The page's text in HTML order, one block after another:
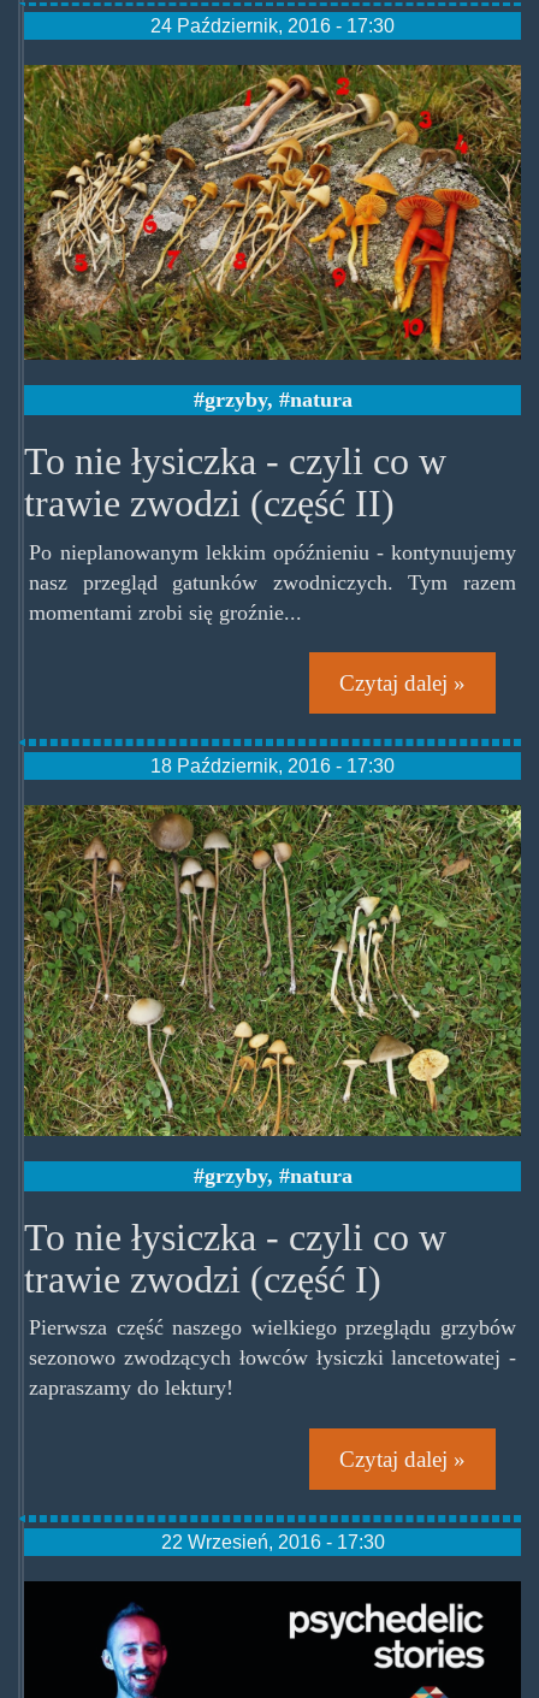
24 Październik, 2016 - 17:30
tonielysiczkiii.jpg
grzyby, natura
To nie łysiczka - czyli co w
trawie zwodzi (część II)
Po nieplanowanym lekkim opóźnieniu - kontynuujemy
nasz przegląd gatunków zwodniczych. Tym razem
momentami zrobi się groźnie...
Czytaj dalej »
18 Październik, 2016 - 17:30
tonielysiczkaprzegladczesc1.jpg
grzyby, natura
To nie łysiczka - czyli co w
trawie zwodzi (część I)
Pierwsza część naszego wielkiego przeglądu grzybów
sezonowo zwodzących łowców łysiczki lancetowatej -
zapraszamy do lektury!
Czytaj dalej »
22 Wrzesień, 2016 - 17:30
psychedelicstories.jpg